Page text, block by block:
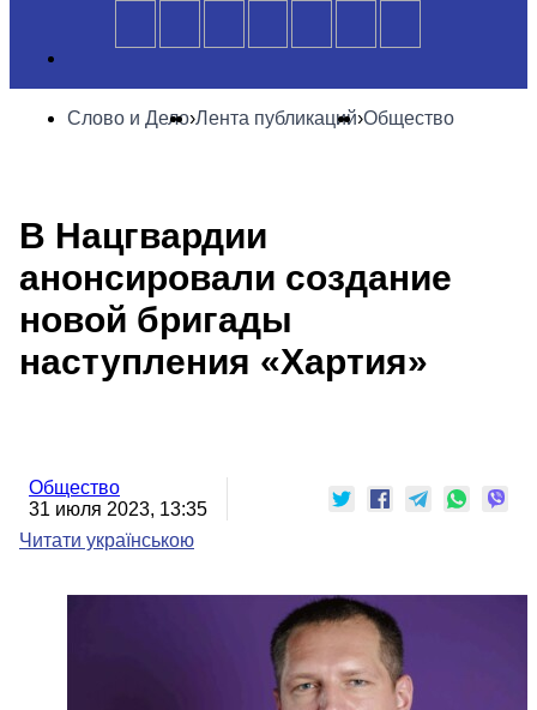
Слово и Дело›Лента публикаций›Общество
В Нацгвардии
анонсировали создание
новой бригады
наступления «Хартия»
Общество
31 июля 2023, 13:35
Читати українською